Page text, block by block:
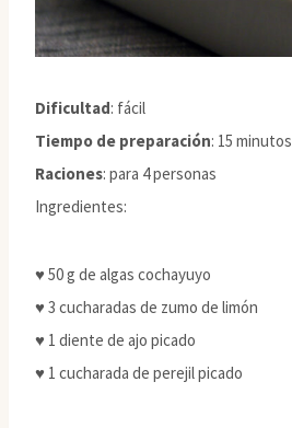
Dificultad: fácil
Tiempo de preparación: 15 minutos
Raciones: para 4 personas
Ingredientes:
♥ 50 g de algas cochayuyo
♥ 3 cucharadas de zumo de limón
♥ 1 diente de ajo picado
♥ 1 cucharada de perejil picado